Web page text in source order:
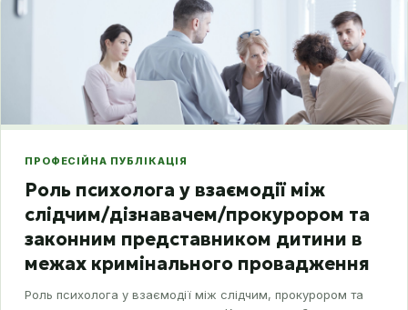
ПРОФЕСІЙНА ПУБЛІКАЦІЯ
Роль психолога у взаємодії між
слідчим/дізнавачем/прокурором та
законним представником дитини в
межах кримінального провадження
Роль психолога у взаємодії між слідчим, прокурором та